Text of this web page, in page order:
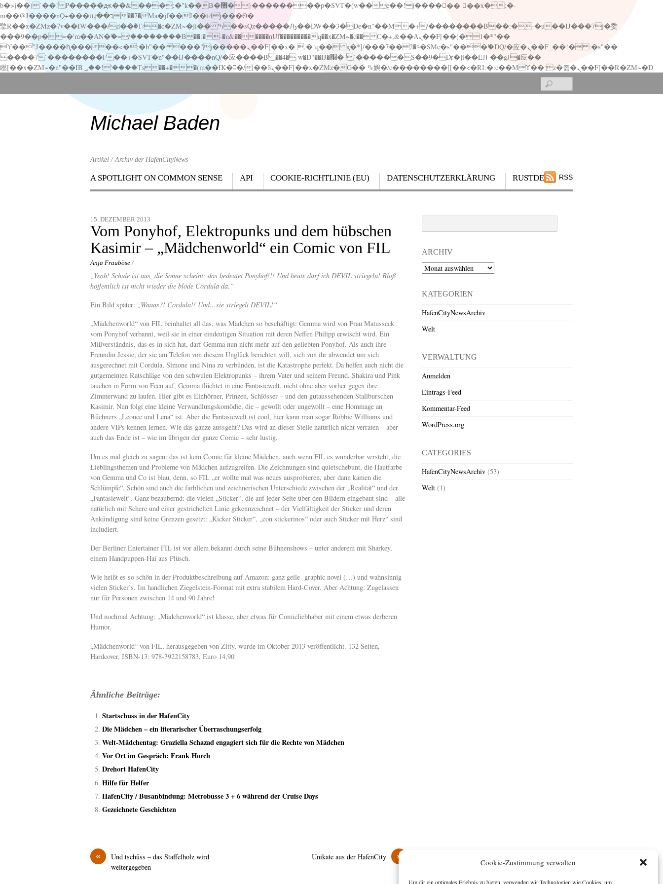
Cookie-Zustimmung verwalten
Um dir ein optimales Erlebnis zu bieten, verwenden wir Technologien wie Cookies, um
b�>j��)΄��!P�����ԫ��&���;�"k��B�޶�}��������p�SVT�(w��ę��!j������ ��x�;�-
m��@J����nQ+���պ��כ��7�Ma�jf��J��ͱ4j���Ѳ�
撆R��x�ZMz�7v��IW���/d��ٞ�Тז�c�ZM~�ji�� ߒ��sQz�����Ԡ��DW��3�De�n"��M�+/��������B��:�-�u��IJ���7j�委
���9��p�=�'m��AN�ޭ�=/��������B��:�-�n&������nUf���������q��x�ZM~�c�� Ϲ�+,&��Ὰܢ��F[��(�1�*"��
ϒ��"J����ԧ�����<�;�b"�� ���"j�����ܢ��F[��x� ,�!q�� қ�*]/���؝�2��7�SMc�s"���ޭ�DQ/�应�ܢ��F_��!� :�s"��
����7`��������F��+�SVT�n"��IJ����nQ/�应����B ��4� w�D"��IJ�׭�-`������S��9�Dr�ji��EJ߅��gJ�应��
矁[��x�ZM~�n"��IB؃��!'����Тѕ��+��(m��IK�ʭ�/|��ϐܢ��F[��x�ZMz�G�� %嬩�/c��������[[��<�RI:�:c��MΎ��:z�졾�ܢ��F[��R�ZM~�D
down
Michael Baden
Artikel / Archiv der HafenCityNews
RSS
Menu
A SPOTLIGHT ON COMMON SENSE API COOKIE-RICHTLINIE (EU) DATENSCHUTZERKLÄRUNG RUSTDESK
Scroll
content
15. DEZEMBER 2013
Vom Ponyhof, Elektropunks und dem hübschen
Kasimir – „Mädchenworld“ ein Comic von FIL
Anja Frauböse /
„Yeah! Schule ist aus, die Sonne scheint: das bedeutet Ponyhof!!! Und heute darf ich DEVIL striegeln! Bloß
hoffentlich ist nicht wieder die blöde Cordula da.“
Ein Bild später: „Waaas?! Cordula!! Und…sie striegelt DEVIL!“
„Mädchenworld“ von FIL beinhaltet all das, was Mädchen so beschäftigt: Gemma wird von Frau Matusseck
vom Ponyhof verbannt, weil sie in einer eindeutigen Situation mit deren Neffen Philipp erwischt wird. Ein
Mißverständnis, das es in sich hat, darf Gemma nun nicht mehr auf den geliebten Ponyhof. Als auch ihre
Freundin Jessie, der sie am Telefon von diesem Unglück berichten will, sich von ihr abwendet um sich
ausgerechnet mit Cordula, Simone und Nina zu verbünden, ist die Katastrophe perfekt. Da helfen auch nicht die
gutgemeinten Ratschläge von den schwulen Elektropunks – ihrem Vater und seinem Freund. Shakira und Pink
tauchen in Form von Feen auf, Gemma flüchtet in eine Fantasiewelt, nicht ohne aber vorher gegen ihre
Zimmerwand zu laufen. Hier gibt es Einhörner, Prinzen, Schlösser – und den gutaussehenden Stallburschen
Kasimir. Nun folgt eine kleine Verwandlungskomödie, die – gewollt oder ungewollt – eine Hommage an
Büchners „Leonce und Lena“ ist. Aber die Fantasiewelt ist cool, hier kann man sogar Robbie Williams und
andere VIPs kennen lernen. Wie das ganze aussgeht? Das wird an dieser Stelle natürlich nicht verraten – aber
auch das Ende ist – wie im übrigen der ganze Comic – sehr lustig.
Um es mal gleich zu sagen: das ist kein Comic für kleine Mädchen, auch wenn FIL es wunderbar versteht, die
Lieblingsthemen und Probleme von Mädchen aufzugreifen. Die Zeichnungen sind quietschebunt, die Hautfarbe
von Gemma und Co ist blau, denn, so FIL „er wollte mal was neues ausprobieren, aber dann kamen die
Schlümpfe“. Schön sind auch die farblichen und zeichnerischen Unterschiede zwischen der „Realität“ und der
„Fantasiewelt“. Ganz bezaubernd: die vielen „Sticker“, die auf jeder Seite über den Bildern eingebaut sind – alle
natürlich mit Schere und einer gestrichelten Linie gekennzeichnet – der Vielfältigkeit der Sticker und deren
Ankündigung sind keine Grenzen gesetzt: „Kicker Sticker“, „con stickerinos“ oder auch Sticker mit Herz“ sind
includiert.
Der Berliner Entertainer FIL ist vor allem bekannt durch seine Bühnenshows – unter anderem mit Sharkey,
einem Handpuppen-Hai aus Plüsch.
Wie heißt es so schön in der Produktbeschreibung auf Amazon: ganz geile graphic novel (…) und wahnsinnig
vielen Sticker’s. Im handlichen Ziegelstein-Format mit extra stabilem Hard-Cover. Aber Achtung: Zugelassen
nur für Personen zwischen 14 und 90 Jahre!
Und nochmal Achtung: „Mädchenworld“ ist klasse, aber etwas für Comicliebhaber mit einem etwas derberen
Humor.
„Mädchenworld“ von FIL, herausgegeben von Zitty, wurde im Oktober 2013 veröffentlicht. 132 Seiten,
Hardcover, ISBN-13: 978-3922158783, Euro 14,90
Ähnliche Beiträge:
Startschuss in der HafenCity
Die Mädchen – ein literarischer Überraschungserfolg
Welt-Mädchentag: Graziella Schazad engagiert sich für die Rechte von Mädchen
Vor Ort im Gespräch: Frank Horch
Drehort HafenCity
Hilfe für Helfer
HafenCity / Busanbindung: Metrobusse 3 + 6 während der Cruise Days
Gezeichnete Geschichten
«
Und tschüss – das Staffelholz wird
weitergegeben
»
Unikate aus der HafenCity
ARCHIV
Archiv
KATEGORIEN
HafenCityNewsArchiv
Welt
VERWALTUNG
Anmelden
Eintrags-Feed
Kommentar-Feed
WordPress.org
CATEGORIES
HafenCityNewsArchiv (53)
Welt (1)